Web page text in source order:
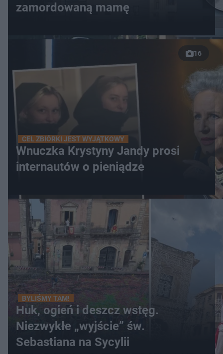
zamordowaną mamę
16
CEL ZBIÓRKI JEST WYJĄTKOWY
Wnuczka Krystyny Jandy prosi
internautów o pieniądze
BYLIŚMY TAM!
Huk, ogień i deszcz wstęg.
Niezwykłe „wyjście” św.
Sebastiana na Sycylii